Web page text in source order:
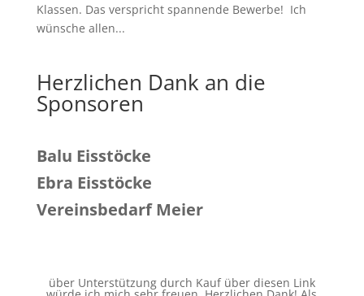
Klassen. Das verspricht spannende Bewerbe! Ich
wünsche allen...
Herzlichen Dank an die
Sponsoren
Balu Eisstöcke
Ebra Eisstöcke
Vereinsbedarf Meier
über Unterstützung durch Kauf über diesen Link